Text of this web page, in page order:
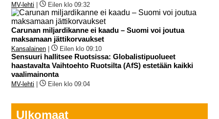
MV-lehti Eilen klo 09:32
Carunan miljardikanne ei kaadu – Suomi voi joutua
maksamaan jättikorvaukset
Kansalainen Eilen klo 09:10
Sensuuri hallitsee Ruotsissa: Globalistipuolueet
haastavalta Vaihtoehto Ruotsilta (AfS) estetään kaikki
vaalimainonta
MV-lehti Eilen klo 09:04
Ulkomaat